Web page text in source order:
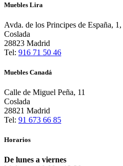
Muebles Lira
Avda. de los Principes de España, 1,
Coslada
28823 Madrid
Tel: 916 71 50 46
Muebles Canadá
Calle de Miguel Peña, 11
Coslada
28821 Madrid
Tel: 91 673 66 85
Horarios
De lunes a viernes